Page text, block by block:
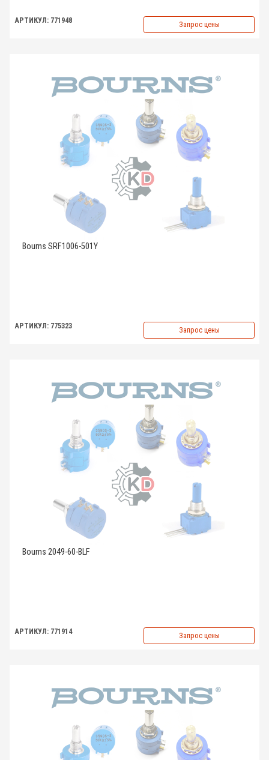
АРТИКУЛ: 771948 Запрос цены
Bourns SRF1006-501Y
АРТИКУЛ: 775323 Запрос цены
Bourns 2049-60-BLF
АРТИКУЛ: 771914 Запрос цены